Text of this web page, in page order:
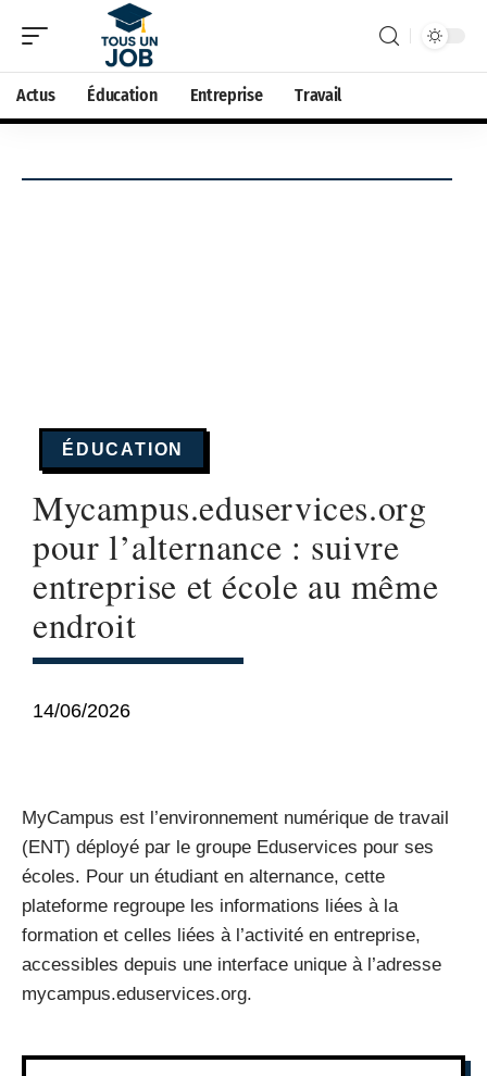
Actus Éducation Entreprise Travail
ÉDUCATION
Mycampus.eduservices.org
pour l’alternance : suivre
entreprise et école au même
endroit
14/06/2026
MyCampus est l’environnement numérique de travail
(ENT) déployé par le groupe Eduservices pour ses
écoles. Pour un étudiant en alternance, cette
plateforme regroupe les informations liées à la
formation et celles liées à l’activité en entreprise,
accessibles depuis une interface unique à l’adresse
mycampus.eduservices.org.